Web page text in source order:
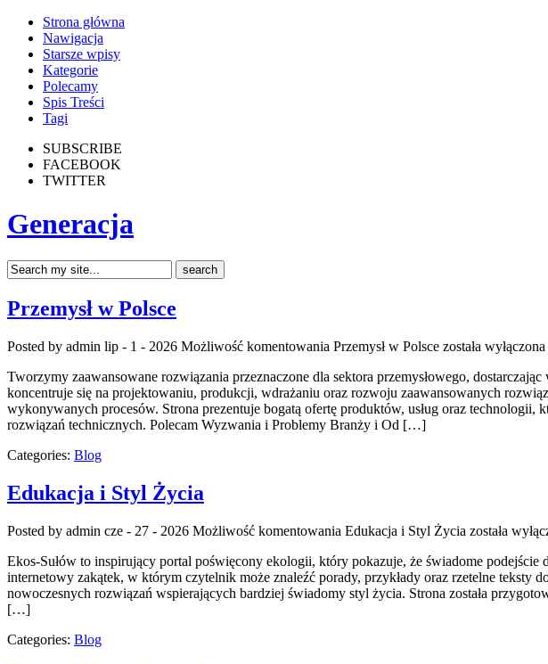
Strona główna
Nawigacja
Starsze wpisy
Kategorie
Polecamy
Spis Treści
Tagi
SUBSCRIBE
FACEBOOK
TWITTER
Generacja
Przemysł w Polsce
Posted by admin lip - 1 - 2026 Możliwość komentowania Przemysł w Polsce została wyłączona
Tworzymy zaawansowane rozwiązania przeznaczone dla sektora przemysłowego,
koncentruje się na projektowaniu, produkcji, wdrażaniu oraz rozwoju zaawansowanych
wykonywanych procesów. Strona prezentuje bogatą ofertę produktów, usług oraz
rozwiązań technicznych. Polecam Wyzwania i Problemy Branży i Od […]
Categories: Blog
Edukacja i Styl Życia
Posted by admin cze - 27 - 2026 Możliwość komentowania Edukacja i Styl Życia została
Ekos-Sułów to inspirujący portal poświęcony ekologii, który pokazuje, że świadome
internetowy zakątek, w którym czytelnik może znaleźć porady, przykłady oraz rzetelne
nowoczesnych rozwiązań wspierających bardziej świadomy styl życia. Strona została
[…]
Categories: Blog